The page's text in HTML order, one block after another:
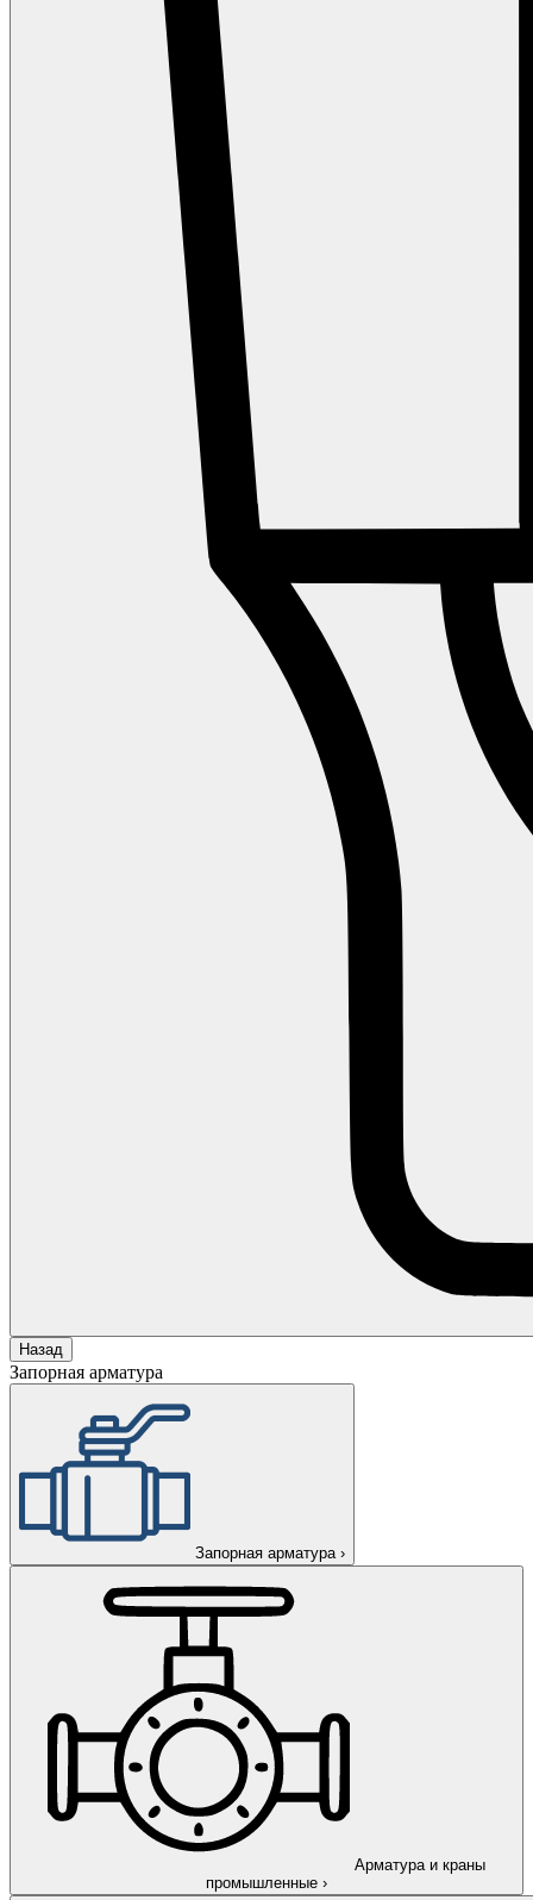
Назад
Запорная арматура
Запорная арматура ›
Арматура и краны
промышленные ›